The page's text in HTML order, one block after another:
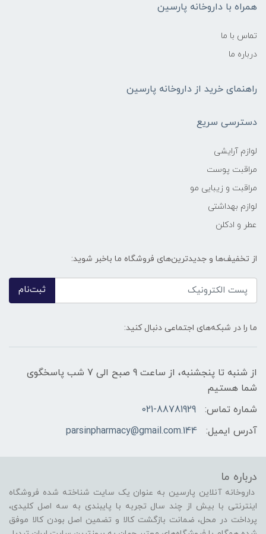
همراه با داروخانه پارسین
تماس با ما
درباره ما
راهنمای خرید از داروخانه پارسین
دسترسی سریع
لوازم آرایشی
مراقبت پوست
مراقبت و زیبایی مو
لوازم بهداشتی
عطر و ادکلن
از تخفیف‌ها و جدیدترین‌های فروشگاه ما باخبر شوید:
ثبت‌نام
ما را در شبکه‌های اجتماعی دنبال کنید:
از شنبه تا پنجشنبه، از ساعت 9 صبح الی 7 شب پاسخگوی
شما هستیم
شماره تماس:
021-88781929
آدرس ایمیل:
144.parsinpharmacy@gmail.com
درباره ما
داروخانه آنلاین پارسین به عنوان یک سایت شناخته شده فروشگاه
اینترنتی با بیش از چند سال تجربه با پایبندی به سه اصل کلیدی،
پرداخت در محل، ضمانت بازگشت کالا و تضمین اصل بودن کالا موفق